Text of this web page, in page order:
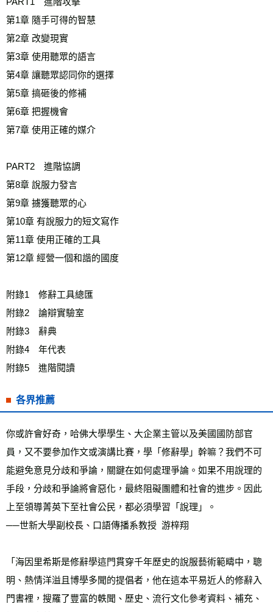
第1章 隨手可得的智慧
第2章 改變現實
第3章 使用聽眾的語言
第4章 讓聽眾認同你的選擇
第5章 搞砸後的修補
第6章 把握機會
第7章 使用正確的媒介
PART2　進階協調
第8章 說服力發言
第9章 擄獲聽眾的心
第10章 有說服力的短文寫作
第11章 使用正確的工具
第12章 經營一個和諧的國度
附錄1　修辭工具總匯
附錄2　論辯實驗室
附錄3　辭典
附錄4　年代表
附錄5　進階閱讀
各界推薦
你或許會好奇，哈佛大學學生、大企業主管以及美國國防部官
員，又不要參加作文或演講比賽，學「修辭學」幹嘛？我們不可
能避免意見分歧和爭論，關鍵在如何處理爭論。如果不用說理的
手段，分歧和爭論將會惡化，最終阻礙團體和社會的進步。因此
上至領導菁英下至社會公民，都必須學習「說理」。
──世新大學副校長、口語傳播系教授  游梓翔
「海因里希斯是修辭學這門貫穿千年歷史的說服藝術範疇中，聰
明、熱情洋溢且博學多聞的提倡者，他在這本平易近人的修辭入
門書裡，搜羅了豐富的軼聞、歷史、流行文化參考資料、補充、